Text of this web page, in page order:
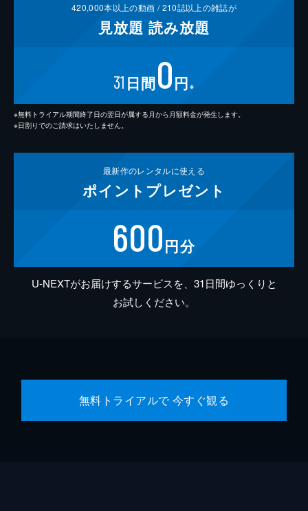
420,000本以上の動画 /210誌以上の雑誌が
見放題 読み放題
31 日間0円 ※
※無料トライアル期間終了日の翌日が属する月から月額料金が発生します。
※日割りでのご請求はいたしません。
最新作のレンタルに使える
ポイント プレゼント
600円分
U-NEXTがお届けするサービスを、31日間ゆっくりと
お試しください。
無料トライアルで 今すぐ観る